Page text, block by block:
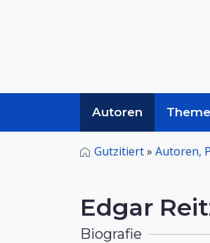
Autoren
Gutzitiert» Autoren,
Edgar
Biografie